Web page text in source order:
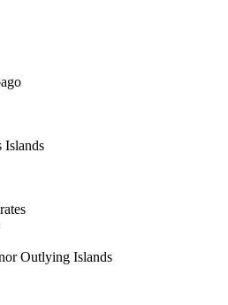
Islands
Outlying Islands